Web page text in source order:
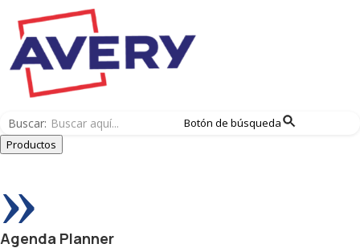
Buscar:
Botón de búsqueda
Productos
»
Agenda Planner